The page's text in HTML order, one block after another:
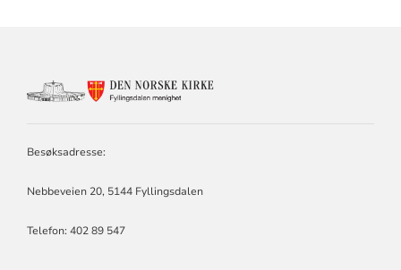
Besøksadresse:
Nebbeveien 20, 5144 Fyllingsdalen
Telefon: 402 89 547